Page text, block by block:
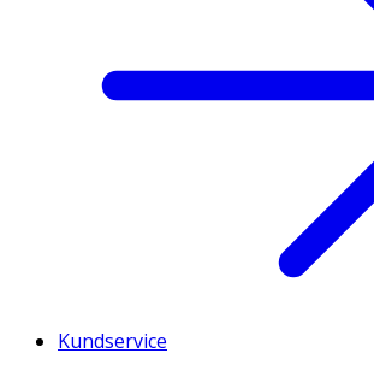
Kundservice